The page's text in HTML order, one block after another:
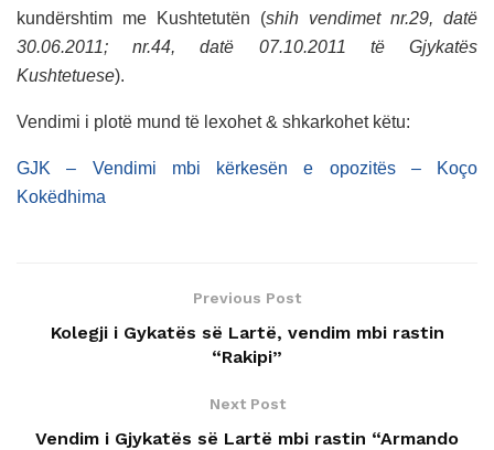
kundërshtim me Kushtetutën (shih vendimet nr.29, datë
30.06.2011; nr.44, datë 07.10.2011 të Gjykatës
Kushtetuese).
Vendimi i plotë mund të lexohet & shkarkohet këtu:
GJK – Vendimi mbi kërkesën e opozitës – Koço
Kokëdhima
Previous Post
Kolegji i Gykatës së Lartë, vendim mbi rastin
“Rakipi”
Next Post
Vendim i Gjykatës së Lartë mbi rastin “Armando